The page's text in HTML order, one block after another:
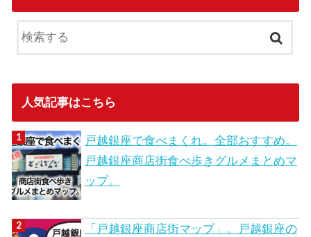
人気記事はこちら
戸越銀座で食べまくれ。全部おすすめ。
戸越銀座商店街食べ歩きグルメまとめマ
ップ。
「戸越銀座商店街マップ」。戸越銀座の